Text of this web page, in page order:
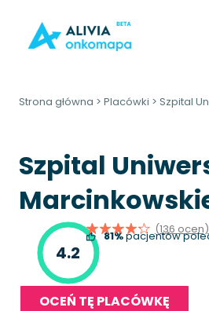
Strona główna > Placówki > Szpital
Szpital
4.2
(136 ocen)
81%pacjentów
OCEŃ TĘ PLACÓWKĘ